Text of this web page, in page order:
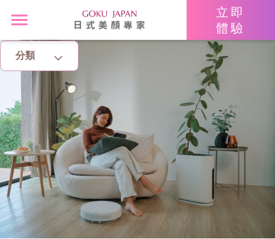
立即
體驗
分類
亮眼秘籍
消脂塑身
美白去斑
增肌減脂